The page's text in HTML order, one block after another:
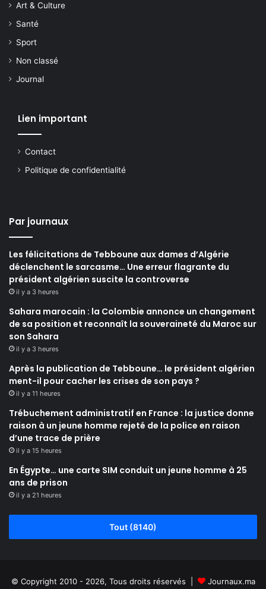
Art & Culture
Santé
Sport
Non classé
Journal
Lien important
Contact
Politique de confidentialité
Par journaux
Les félicitations de Tebboune aux dames d’Algérie
déclenchent le sarcasme… Une erreur flagrante du
président algérien suscite la controverse
il y a 3 heures
Sahara marocain : la Colombie annonce un changement
de sa position et reconnaît la souveraineté du Maroc sur
son Sahara
il y a 3 heures
Après la publication de Tebboune… le président algérien
ment-il pour cacher les crises de son pays ?
il y a 11 heures
Trébuchement administratif en France : la justice donne
raison à un jeune homme rejeté de la police en raison
d’une trace de prière
il y a 15 heures
En Égypte… une carte SIM conduit un jeune homme à 25
ans de prison
il y a 21 heures
Tout (8140)
© Copyright 2010 - 2026, Tous droits réservés | Journaux.ma